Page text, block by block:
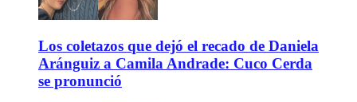
Los coletazos que dejó el recado de Daniela
Aránguiz a Camila Andrade: Cuco Cerda
se pronunció